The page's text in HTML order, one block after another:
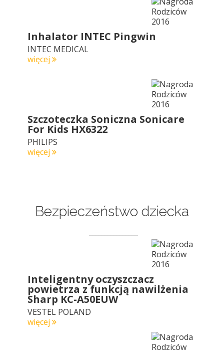
Inhalator INTEC Pingwin
INTEC MEDICAL
więcej
Szczoteczka Soniczna Sonicare
For Kids HX6322
PHILIPS
więcej
Bezpieczeństwo dziecka
Inteligentny oczyszczacz
powietrza z funkcją nawilżenia
Sharp KC-A50EUW
VESTEL POLAND
więcej